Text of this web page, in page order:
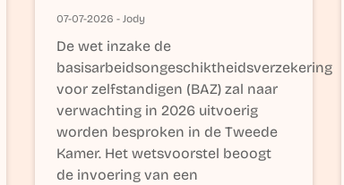
07-07-2026 - Jody
De wet inzake de
basisarbeidsongeschiktheidsverzekering
voor zelfstandigen (BAZ) zal naar
verwachting in 2026 uitvoerig
worden besproken in de Tweede
Kamer. Het wetsvoorstel beoogt
de invoering van een